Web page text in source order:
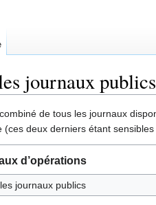
journaux publics
de tous les journaux
(ces deux derniers étant
d’opérations